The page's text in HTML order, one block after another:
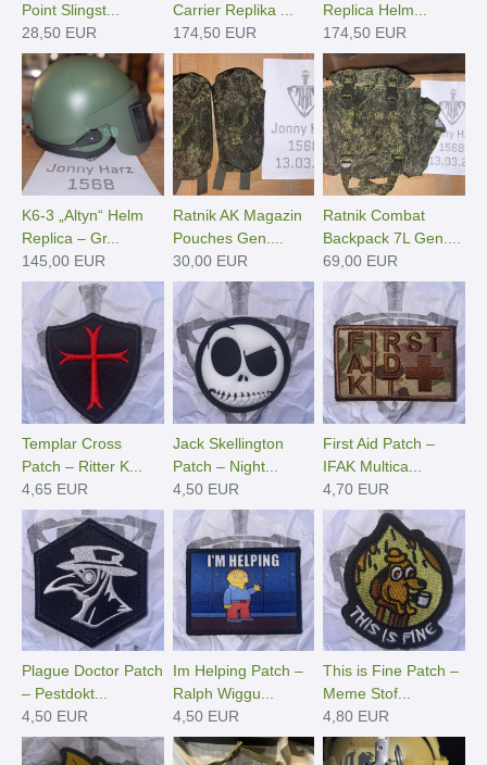
Point Slingst...
28,50 EUR
Carrier Replika ...
174,50 EUR
Replica Helm...
174,50 EUR
K6-3 „Altyn“ Helm
Replica – Gr...
145,00 EUR
Ratnik AK Magazin
Pouches Gen....
30,00 EUR
Ratnik Combat
Backpack 7L Gen....
69,00 EUR
Templar Cross
Patch – Ritter K...
4,65 EUR
Jack Skellington
Patch – Night...
4,50 EUR
First Aid Patch –
IFAK Multica...
4,70 EUR
Plague Doctor Patch
– Pestdokt...
4,50 EUR
Im Helping Patch –
Ralph Wiggu...
4,50 EUR
This is Fine Patch –
Meme Stof...
4,80 EUR